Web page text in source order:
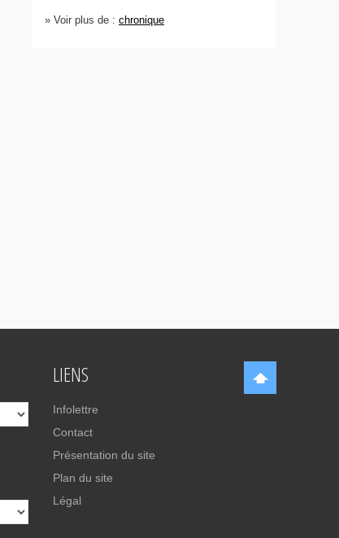
» Voir plus de : chronique
LIENS
Infolettre
Contact
Présentation du site
Plan du site
Légal